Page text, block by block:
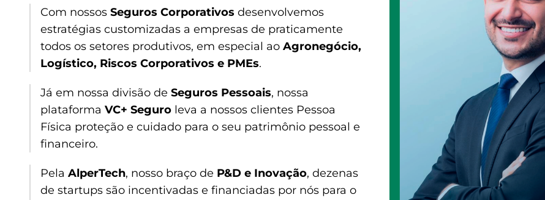
Com nossos Seguros Corporativos desenvolvemos
estratégias customizadas a empresas de praticamente
todos os setores produtivos, em especial ao Agronegócio,
Logístico, Riscos Corporativos e PMEs.
Já em nossa divisão de Seguros Pessoais, nossa
plataforma VC+ Seguro leva a nossos clientes Pessoa
Física proteção e cuidado para o seu patrimônio pessoal e
financeiro.
Pela AlperTech, nosso braço de P&D e Inovação, dezenas
de startups são incentivadas e financiadas por nós para o